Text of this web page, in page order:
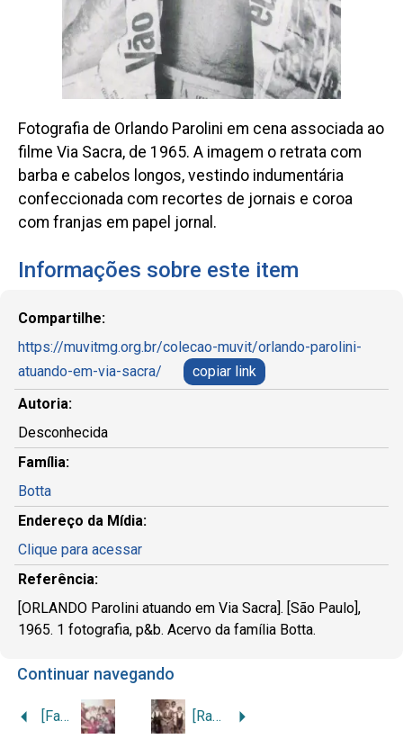
Fotografia de Orlando Parolini em cena associada ao
filme Via Sacra, de 1965. A imagem o retrata com
barba e cabelos longos, vestindo indumentária
confeccionada com recortes de jornais e coroa
com franjas em papel jornal.
Informações sobre este item
Compartilhe:
https://muvitmg.org.br/colecao-muvit/orlando-parolini-
atuando-em-via-sacra/
copiar link
Autoria:
Desconhecida
Família:
Botta
Endereço da Mídia:
Clique para acessar
Referência:
[ORLANDO Parolini atuando em Via Sacra]. [São Paulo],
1965. 1 fotografia, p&b. Acervo da família Botta.
Continuar navegando
[Família Parolini] [Rachele Regina Botta e netos]